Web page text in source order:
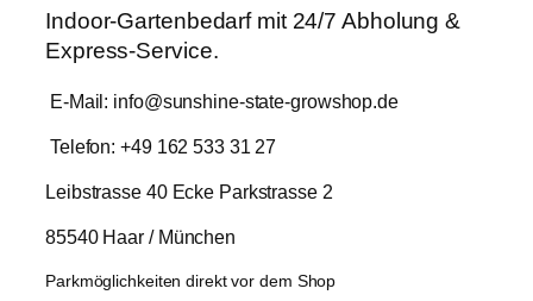
Indoor-Gartenbedarf mit 24/7 Abholung &
Express-Service.
E-Mail: info@sunshine-state-growshop.de
Telefon: +49 162 533 31 27
Leibstrasse 40 Ecke Parkstrasse 2
85540 Haar / München
Parkmöglichkeiten direkt vor dem Shop